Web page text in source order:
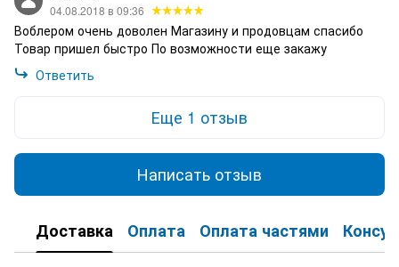
04.08.2018 в 09:36
Воблером очень доволен Магазину и продовцам спасибо
Товар пришел быстро По возможности еще закажу
Ответить
Еще 1 отзыв
Написать отзыв
Доставка Оплата Оплата частями